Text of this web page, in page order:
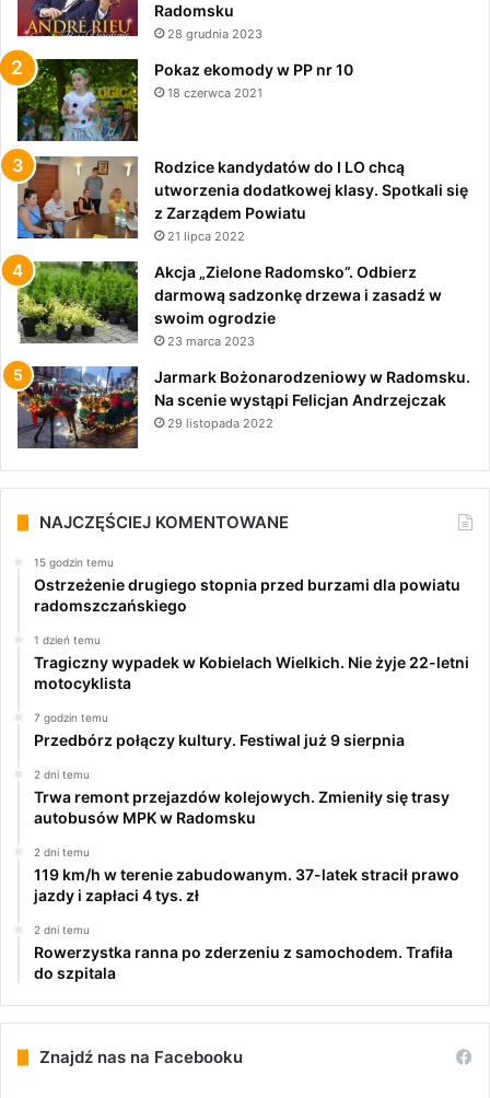
Radomsku
28 grudnia 2023
Pokaz ekomody w PP nr 10
18 czerwca 2021
Rodzice kandydatów do I LO chcą
utworzenia dodatkowej klasy. Spotkali się
z Zarządem Powiatu
21 lipca 2022
Akcja „Zielone Radomsko”. Odbierz
darmową sadzonkę drzewa i zasadź w
swoim ogrodzie
23 marca 2023
Jarmark Bożonarodzeniowy w Radomsku.
Na scenie wystąpi Felicjan Andrzejczak
29 listopada 2022
NAJCZĘŚCIEJ KOMENTOWANE
15 godzin temu
Ostrzeżenie drugiego stopnia przed burzami dla powiatu
radomszczańskiego
1 dzień temu
Tragiczny wypadek w Kobielach Wielkich. Nie żyje 22-letni
motocyklista
7 godzin temu
Przedbórz połączy kultury. Festiwal już 9 sierpnia
2 dni temu
Trwa remont przejazdów kolejowych. Zmieniły się trasy
autobusów MPK w Radomsku
2 dni temu
119 km/h w terenie zabudowanym. 37-latek stracił prawo
jazdy i zapłaci 4 tys. zł
2 dni temu
Rowerzystka ranna po zderzeniu z samochodem. Trafiła
do szpitala
Znajdź nas na Facebooku